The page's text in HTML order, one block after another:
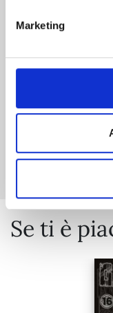
Marketing
€
Se ti è